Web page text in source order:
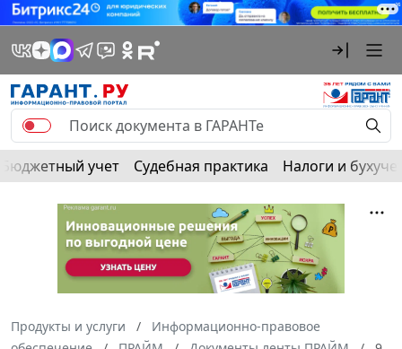
Бюджетный учет Судебная практика Налоги и
Продукты и услуги
Информационно-правовое